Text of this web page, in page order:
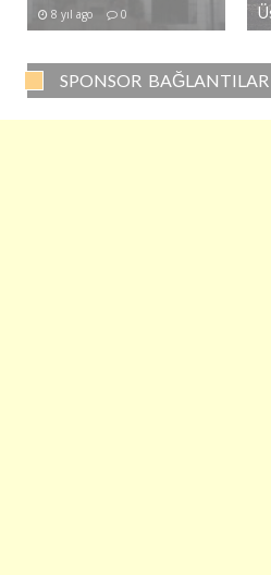
8 yıl ago 0
SPONSOR BAĞLANTILAR